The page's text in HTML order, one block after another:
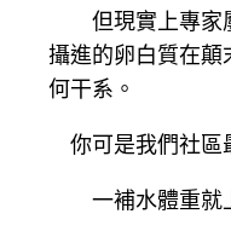
但現實上專家屢
攝進的卵白質在顛
何干系。
你可是我們社區
一補水體重就